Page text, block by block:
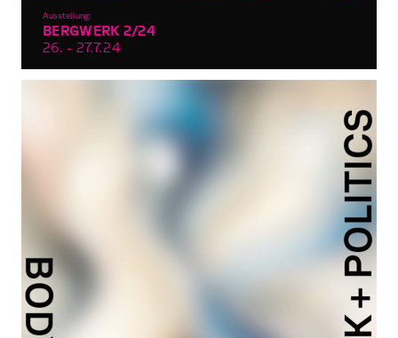
Ausstellung:
BERGWERK 2/24
26. - 27.7.24